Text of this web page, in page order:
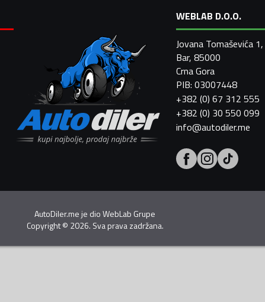
WEBLAB D.O.O.
Jovana Tomaševića 1,
Bar, 85000
Crna Gora
PIB: 03007448
+382 (0) 67 312 555
+382 (0) 30 550 099
info@autodiler.me
AutoDiler.me je dioWebLab Grupe
Copyright© 2026. Sva prava zadržana.